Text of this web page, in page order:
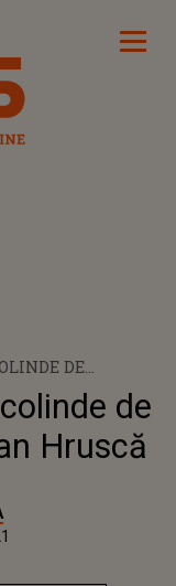
DE
HRUSCĂ
de
Hruscă